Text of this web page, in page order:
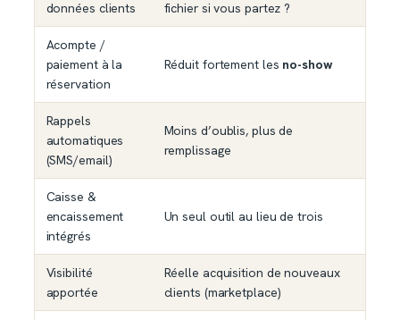
données clients
fichier si vous partez ?
Acompte /
paiement à la
réservation
Réduit fortement les no-show
Rappels
automatiques
(SMS/email)
Moins d’oublis, plus de
remplissage
Caisse &
encaissement
intégrés
Un seul outil au lieu de trois
Visibilité
apportée
Réelle acquisition de nouveaux
clients (marketplace)